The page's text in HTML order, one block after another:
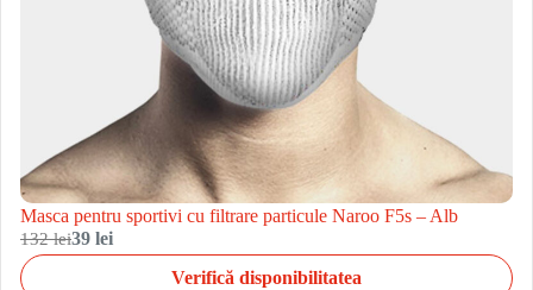
Masca pentru sportivi cu filtrare particule Naroo F5s – Alb
132 lei39 lei
Verifică disponibilitatea